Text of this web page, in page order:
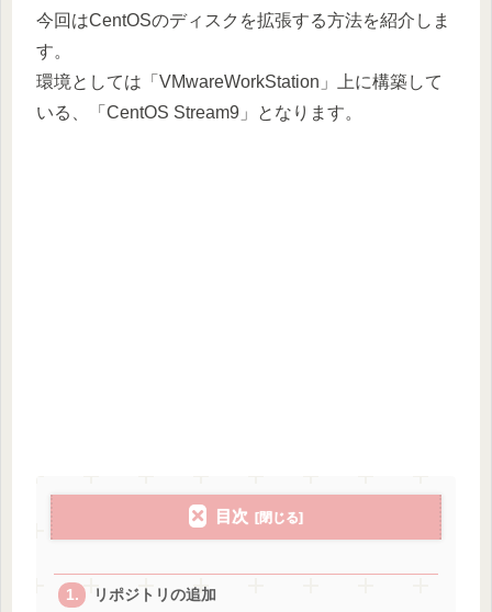
今回はCentOSのディスクを拡張する方法を紹介しま
す。
環境としては「VMwareWorkStation」上に構築して
いる、「CentOS Stream9」となります。
目次
リポジトリの追加